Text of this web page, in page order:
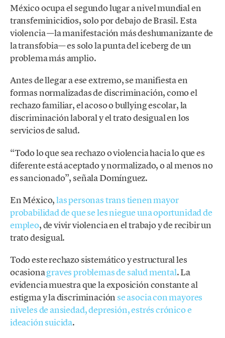
México ocupa el segundo lugar a nivel mundial en
transfeminicidios, solo por debajo de Brasil. Esta
violencia —la manifestación más deshumanizante de
la transfobia— es solo la punta del iceberg de un
problema más amplio.
Antes de llegar a ese extremo, se manifiesta en
formas normalizadas de discriminación, como el
rechazo familiar, el acoso o bullying escolar, la
discriminación laboral y el trato desigual en los
servicios de salud.
“Todo lo que sea rechazo o violencia hacia lo que es
diferente está aceptado y normalizado, o al menos no
es sancionado”, señala Domínguez.
En México,las personas trans tienen mayor
probabilidad de que se les niegue una oportunidad de
empleo, de vivir violencia en el trabajo y de recibir un
trato desigual.
Todo este rechazo sistemático y estructural les
ocasionagraves problemas de salud mental. La
evidencia muestra que la exposición constante al
estigma y la discriminaciónse asocia con mayores
niveles de ansiedad, depresión, estrés crónico e
ideación suicida.